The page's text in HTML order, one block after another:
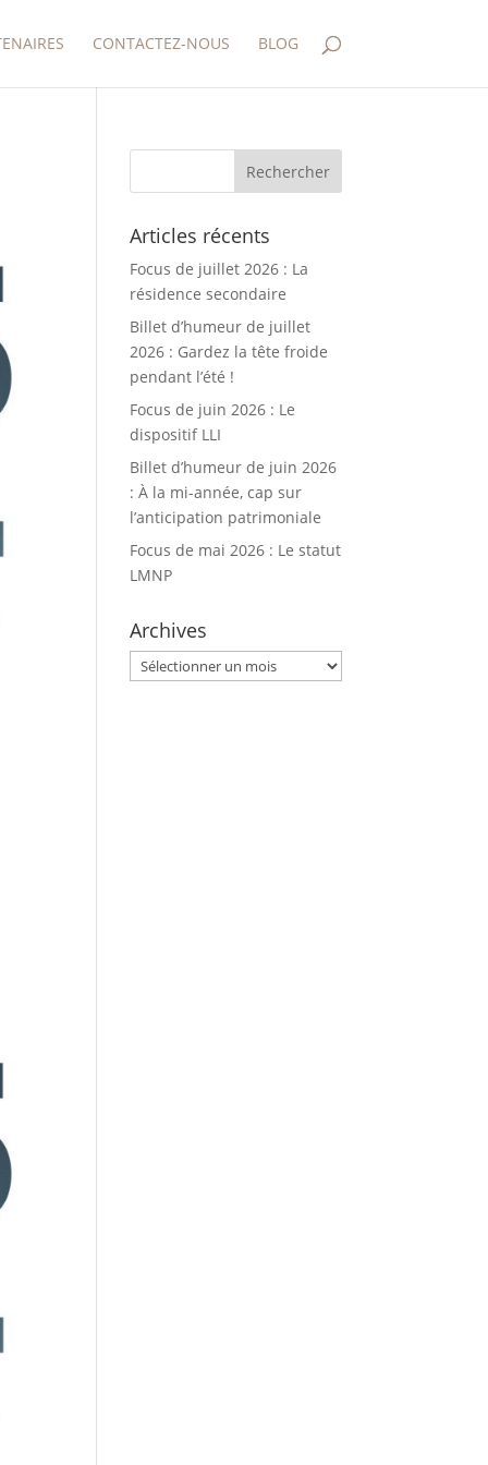
CONTACTEZ-NOUS BLOG
Articles récents
Focus de juillet 2026 : La
résidence secondaire
Billet d’humeur de juillet
2026 : Gardez la tête froide
pendant l’été !
Focus de juin 2026 : Le
dispositif LLI
Billet d’humeur de juin 2026
: À la mi-année, cap sur
l’anticipation patrimoniale
Focus de mai 2026 : Le statut
LMNP
Archives
Archives